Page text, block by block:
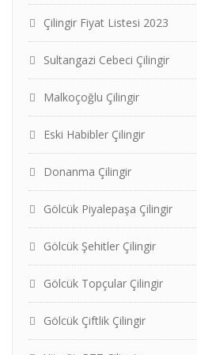
Çilingir Fiyat Listesi 2023
Sultangazi Cebeci Çilingir
Malkoçoğlu Çilingir
Eski Habibler Çilingir
Donanma Çilingir
Gölcük Piyalepaşa Çilingir
Gölcük Şehitler Çilingir
Gölcük Topçular Çilingir
Gölcük Çiftlik Çilingir